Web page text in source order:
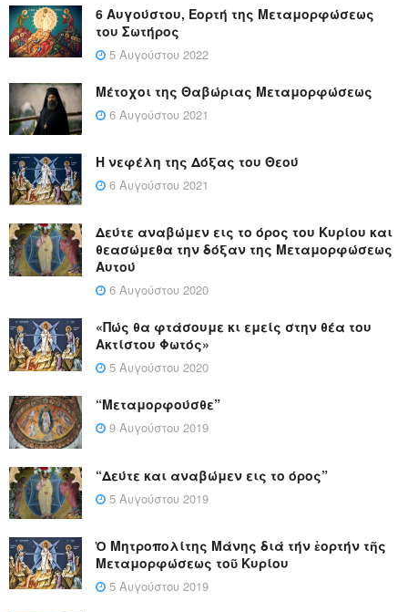
6 Αυγούστου, Εορτή της Μεταμορφώσεως
του Σωτήρος
5 Αυγούστου 2022
Μέτοχοι της Θαβώριας Μεταμορφώσεως
6 Αυγούστου 2021
Η νεφέλη της Δόξας του Θεού
6 Αυγούστου 2021
Δεύτε αναβώμεν εις το όρος του Κυρίου και
θεασώμεθα την δόξαν της Μεταμορφώσεως
Αυτού
6 Αυγούστου 2020
«Πώς θα φτάσουμε κι εμείς στην θέα του
Ακτίστου Φωτός»
5 Αυγούστου 2020
“Μεταμορφούσθε”
9 Αυγούστου 2019
“Δεύτε και αναβώμεν εις το όρος”
5 Αυγούστου 2019
Ὁ Μητροπολίτης Μάνης διά τήν ἑορτήν τῆς
Μεταμορφώσεως τοῦ Κυρίου
5 Αυγούστου 2019